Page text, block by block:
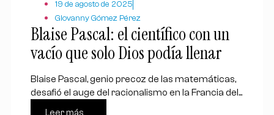
19 de agosto de 2025
Giovanny Gómez Pérez
Blaise Pascal: el científico con un
vacío que solo Dios podía llenar
Blaise Pascal, genio precoz de las matemáticas,
desafió el auge del racionalismo en la Francia del...
Leer más